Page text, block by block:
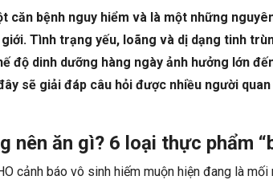
căn bệnh nguy hiểm và là một những
Tình trạng yếu, loãng và dị dạng tinh
độ dinh dưỡng hàng ngày ảnh hưởng lớn
sẽ giải đáp câu hỏi được nhiều người
nên ăn gì? 6 loại thực phẩm
cảnh báo vô sinh hiếm muộn hiện đang là